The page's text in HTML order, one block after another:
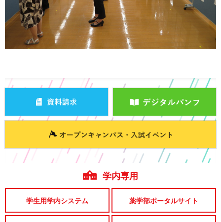
学内専用
学生用学内システム 薬学部ポータルサイト